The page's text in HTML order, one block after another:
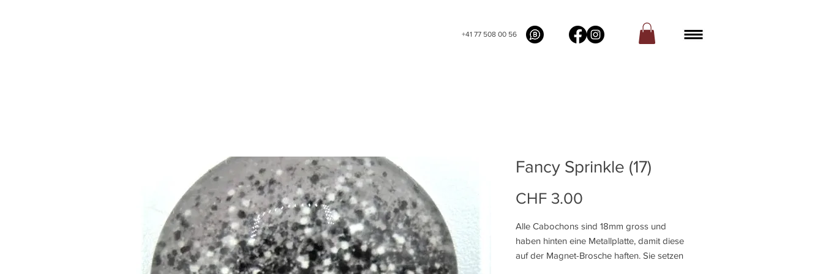
+41 77 508 00 56
Fancy Sprinkle (17)
CHF 3.00
Alle Cabochons sind 18mm gross und
haben hinten eine Metallplatte, damit diese
auf der Magnet-Brosche haften. Sie setzen